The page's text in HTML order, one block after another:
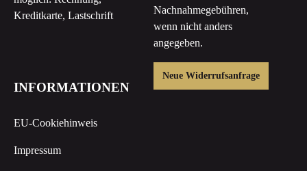
Kreditkarte, Lastschrift
Nachnahmegebühren,
wenn nicht anders
angegeben.
Neue Widerrufsanfrage
INFORMATIONEN
EU-Cookiehinweis
Impressum